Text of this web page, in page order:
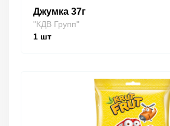
Джумка 37г
"КДВ Групп"
1 шт